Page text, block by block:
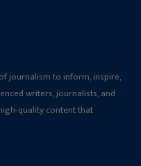
journalism to inform, inspire,
writers, journalists, and
quality content that